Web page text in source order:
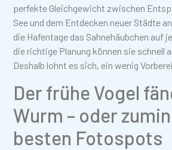
perfekte Gleichgewicht zwischen
See und dem Entdecken neuer Städte
die Hafentage das Sahnehäubchen auf
die richtige Planung können sie schnell
Deshalb lohnt es sich, ein wenig
Der frühe Vogel
Wurm – oder
besten Fotospots